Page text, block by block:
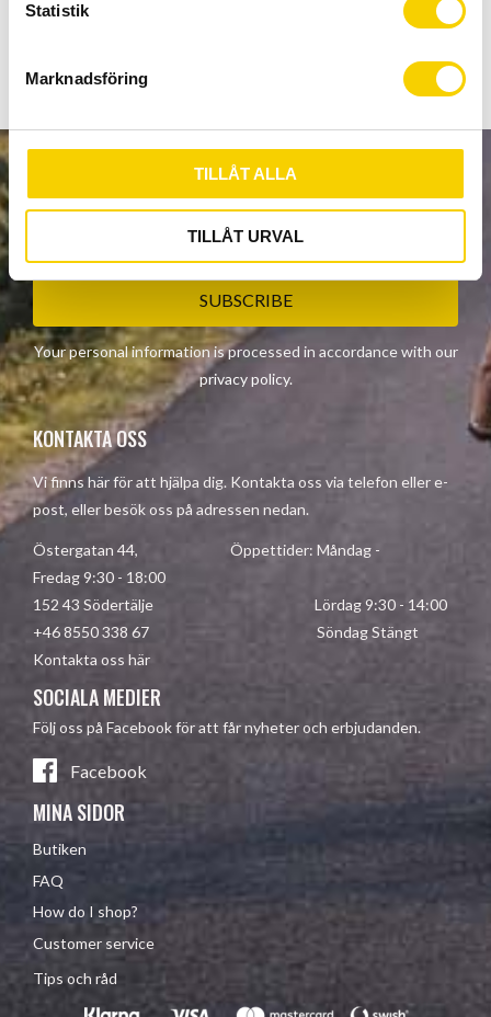
l
Statistik
Marknadsföring
TILLÅT ALLA
TILLÅT URVAL
NEWSLETTER
SUBSCRIBE
Your personal information is processed in accordance with our
privacy policy.
KONTAKTA OSS
Vi finns här för att hjälpa dig. Kontakta oss via telefon eller e-
post, eller besök oss på adressen nedan.
Östergatan 44, Öppettider: Måndag -
Fredag 9:30 - 18:00
152 43 Södertälje Lördag 9:30 - 14:00
+46 8550 338 67 Söndag Stängt
Kontakta oss här
SOCIALA MEDIER
Följ oss på Facebook för att får nyheter och erbjudanden.
Facebook
MINA SIDOR
Butiken
FAQ
How do I shop?
Customer service
Tips och råd